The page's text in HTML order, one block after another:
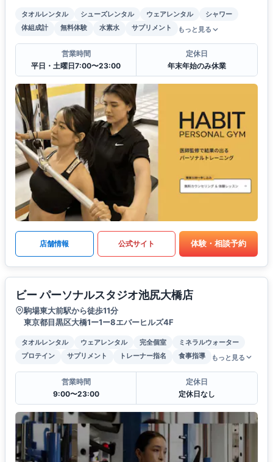
タオルレンタル シューズレンタル ウェアレンタル
シャワー
体組成計
無料体験 水素水 サプリメント もっと見る
営業時間
平日・土曜日7:00〜23:00
定休日
年末年始のみ休業
店舗情報 公式サイト 体験・相談予約
ビー パーソナルスタジオ池尻大橋店
駒場東大前駅から徒歩11分
東京都目黒区大橋1ー1ー8エバーヒルズ4F
タオルレンタル ウェアレンタル 完全個室
ミネラルウォーター
プロテイン
サプリメント トレーナー指名 食事指導 もっと見る
営業時間
9:00〜23:00
定休日
定休日なし